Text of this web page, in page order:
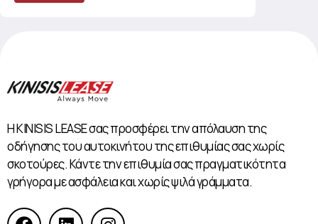
Η KINISIS LEASE σας προσφέρει την απόλαυση της
οδήγησης του αυτοκινήτου της επιθυμίας σας χωρίς
σκοτούρες. Κάντε την επιθυμία σας πραγματικότητα
γρήγορα με ασφάλεια και χωρίς ψιλά γράμματα.